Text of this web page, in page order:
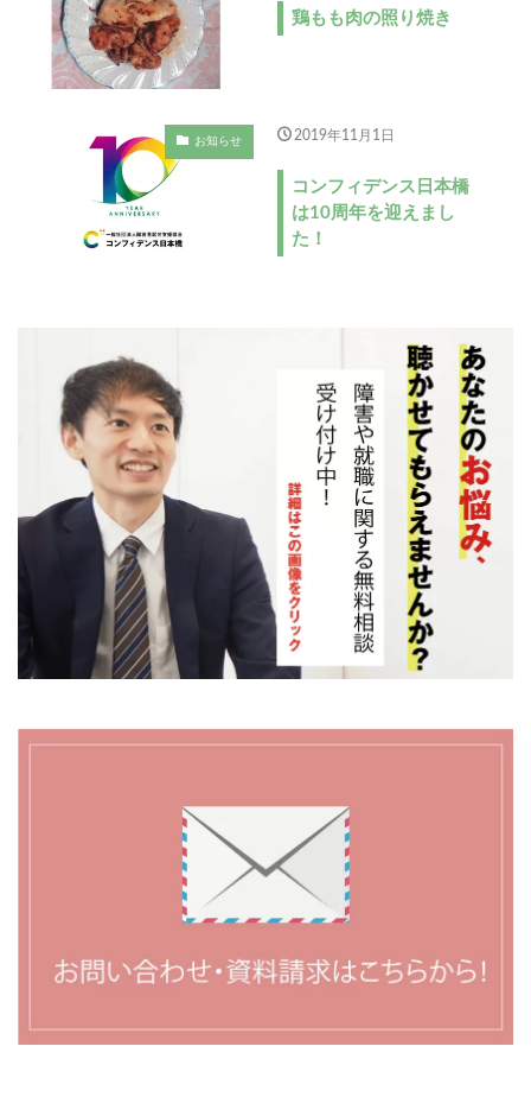
鶏もも肉の照り焼き
お知らせ 2019年11月1日
コンフィデンス日本橋
は10周年を迎えまし
た！